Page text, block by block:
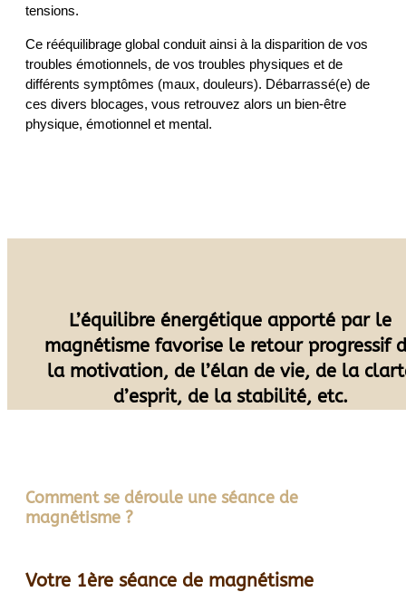
tensions.
Ce rééquilibrage global conduit ainsi à la disparition de vos
troubles émotionnels, de vos troubles physiques et de
différents symptômes (maux, douleurs). Débarrassé(e) de
ces divers blocages, vous retrouvez alors un bien-être
physique, émotionnel et mental.
L’équilibre énergétique apporté par le
magnétisme favorise le retour progressif
la motivation, de l’élan de vie, de la
d’esprit, de la stabilité, etc.
Comment se déroule une séance de
magnétisme ?
Votre 1ère séance de magnétisme